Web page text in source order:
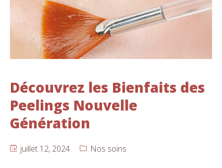
Découvrez les Bienfaits des
Peelings Nouvelle
Génération
juillet 12, 2024 Nos soins